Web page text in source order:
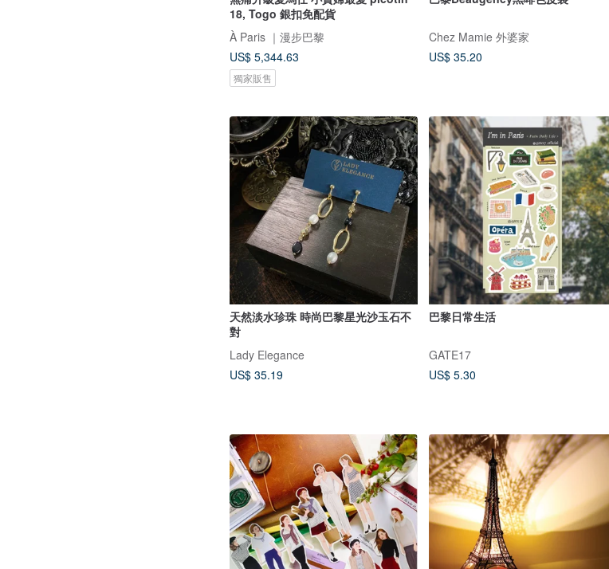
18, Togo 銀扣免配貨
À Paris ｜漫步巴黎
US$ 5,344.63
獨家販售
Chez Mamie 外婆家
US$ 35.20
天然淡水珍珠 時尚巴黎星光沙玉石不
對
Lady Elegance
US$ 35.19
巴黎日常生活
GATE17
US$ 5.30